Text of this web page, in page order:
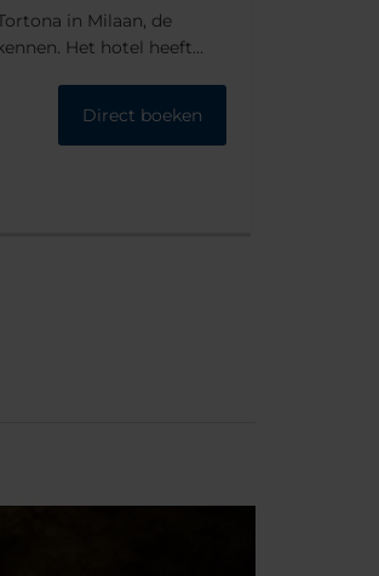
in Milaan, de
Het hotel heeft
Direct boeken